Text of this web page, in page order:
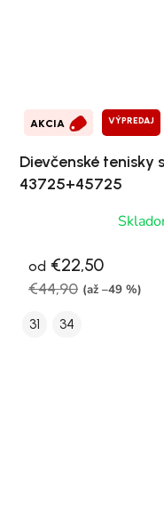
AKCIA VÝPREDAJ
Dievčenské tenisky
43725+45725
od €22,50
€44,90 (až –49 %)
31 34